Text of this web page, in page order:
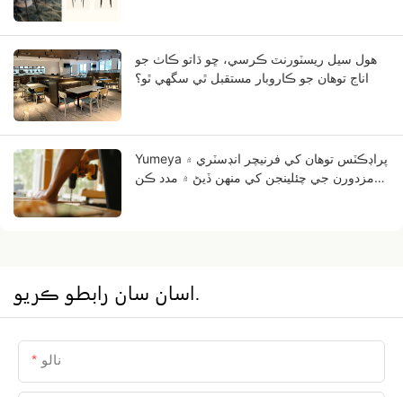
هول سيل ريسٽورنٽ ڪرسي، ڇو ڌاتو ڪاٺ جو
اناج توهان جو ڪاروبار مستقبل ٿي سگهي ٿو؟
Yumeya پراڊڪٽس توهان کي فرنيچر انڊسٽري ۾
مزدورن جي چئلينجن کي منهن ڏيڻ ۾ مدد ڪن
اسان سان رابطو ڪريو.
نالو